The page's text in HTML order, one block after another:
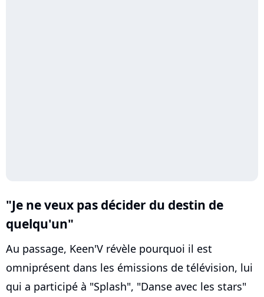
"Je ne veux pas décider du destin de
quelqu'un"
Au passage, Keen'V révèle pourquoi il est
omniprésent dans les émissions de télévision, lui
qui a participé à "Splash", "Danse avec les stars"